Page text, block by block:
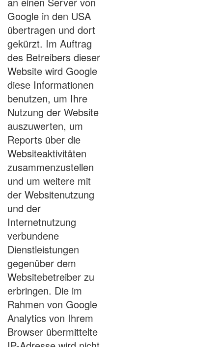
Google in den USA
übertragen und dort
gekürzt. Im Auftrag
des Betreibers dieser
Website wird Google
diese Informationen
benutzen, um Ihre
Nutzung der Website
auszuwerten, um
Reports über die
Websiteaktivitäten
zusammenzustellen
und um weitere mit
der Websitenutzung
und der
Internetnutzung
verbundene
Dienstleistungen
gegenüber dem
Websitebetreiber zu
erbringen. Die im
Rahmen von Google
Analytics von Ihrem
Browser übermittelte